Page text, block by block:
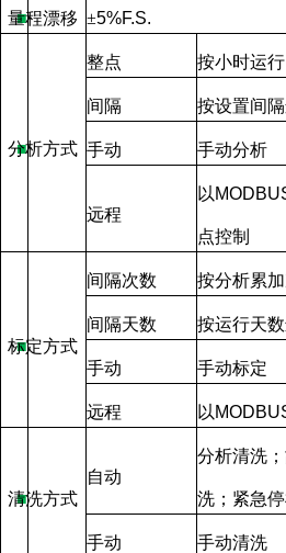
■
量程漂移 ±5%F.S.
■
分析方式
整点 按小时运
间隔 按设置间
手动 手动分析
远程
以
点控制
■
标定方式
间隔次数 按分析累
间隔天数 按运行天
手动 手动标定
远程 以
■
清洗方式
自动
分析清洗
洗；紧急
手动 手动清洗